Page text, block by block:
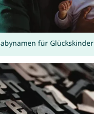
für Glückskinder